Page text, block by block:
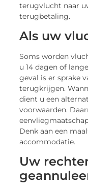
terugvlucht naar
terugbetaling.
Als uw
Soms worden
u 14 dagen of
geval is er sprake
terugkrijgen.
dient u een
voorwaarden.
een
Denk aan een
accommodatie.
Uw